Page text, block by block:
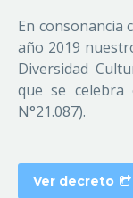
En consonancia
año 2019
Diversidad
que se
N°21.087).
Ver decreto 